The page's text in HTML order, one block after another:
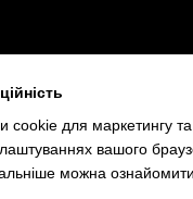
для маркетингу
вашого
можна